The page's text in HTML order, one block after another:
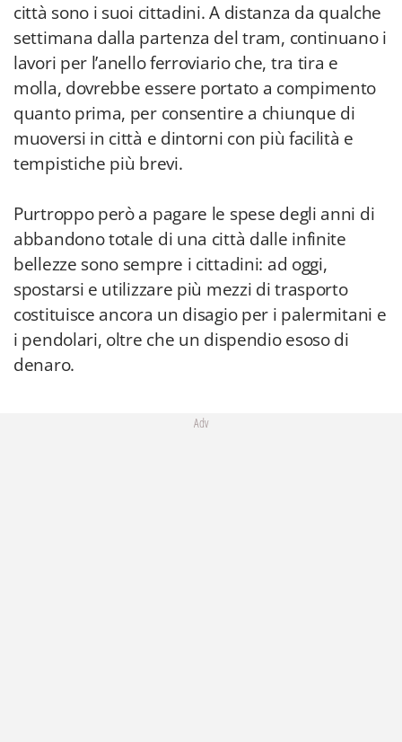
città sono i suoi cittadini. A distanza da qualche
settimana dalla partenza del tram, continuano i
lavori per l’anello ferroviario che, tra tira e
molla, dovrebbe essere portato a compimento
quanto prima, per consentire a chiunque di
muoversi in città e dintorni con più facilità e
tempistiche più brevi.
Purtroppo però a pagare le spese degli anni di
abbandono totale di una città dalle infinite
bellezze sono sempre i cittadini: ad oggi,
spostarsi e utilizzare più mezzi di trasporto
costituisce ancora un disagio per i palermitani e
i pendolari, oltre che un dispendio esoso di
denaro.
Adv